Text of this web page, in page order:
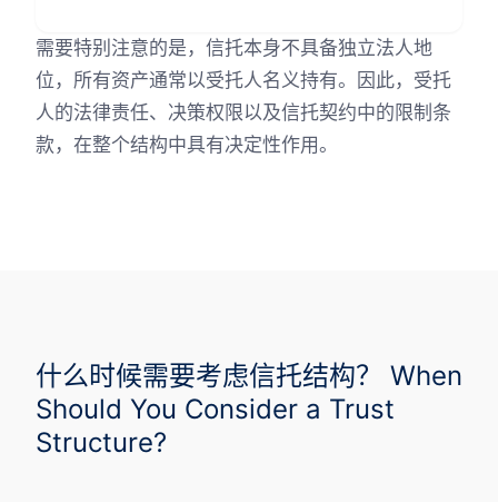
需要特别注意的是，信托本身不具备独立法人地
位，所有资产通常以受托人名义持有。因此，受托
人的法律责任、决策权限以及信托契约中的限制条
款，在整个结构中具有决定性作用。
什么时候需要考虑信托结构？ When
Should You Consider a Trust
Structure?